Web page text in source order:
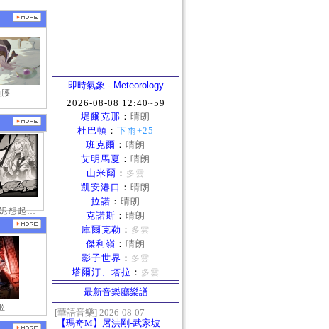
那一天布蘿妮想起老佛的奶油手
即時氣象 - Meteorology
2026-08-08 12:40~59
堤爾克那 ： 晴朗
杜巴頓 ： 下雨+25
班克爾 ： 晴朗
艾明馬夏 ： 晴朗
山米爾 ： 多雲
凱安港口 ： 晴朗
拉諾 ： 晴朗
克諾斯 ： 晴朗
庫爾克勒 ： 多雲
傑利嶺 ： 晴朗
影子世界 ： 多雲
塔爾汀、塔拉 ： 多雲
最新音樂廳樂譜
[華語音樂] 2026-08-07
【瑪奇M】屠洪剛-武家坡